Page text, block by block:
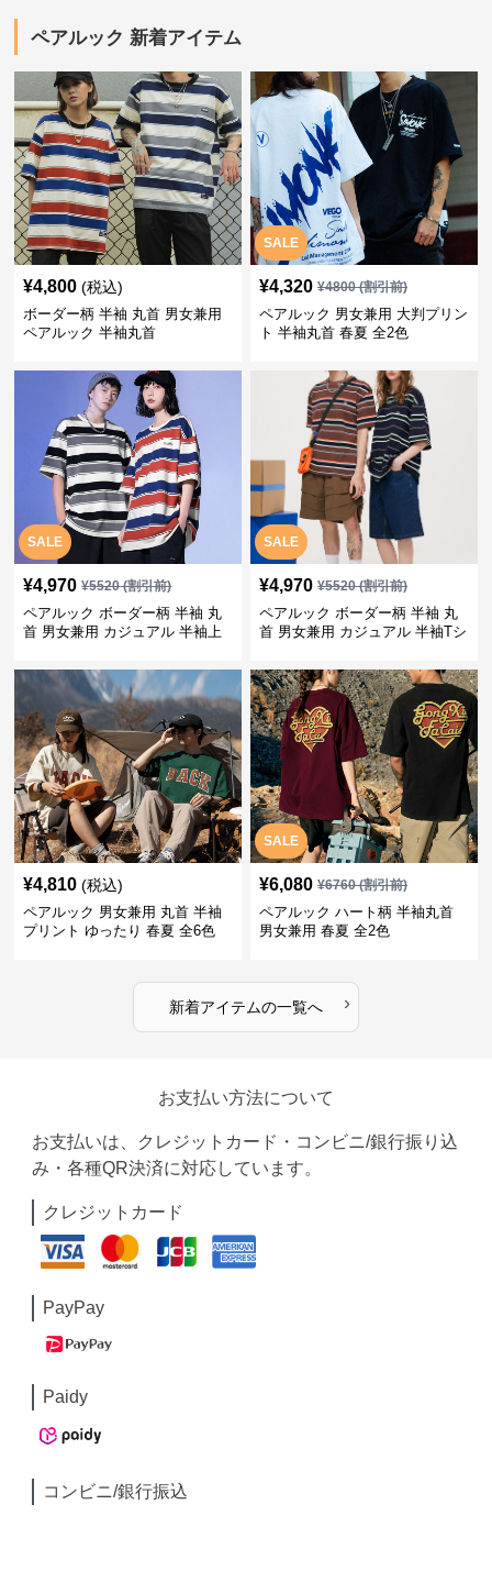
ペアルック 新着アイテム
¥4,800 (税込)
ボーダー柄 半袖 丸首 男女兼用
ペアルック 半袖丸首
SALE
¥4,320 ¥4800(割引前)
ペアルック 男女兼用 大判プリン
ト 半袖丸首 春夏 全2色
SALE
¥4,970 ¥5520(割引前)
ペアルック ボーダー柄 半袖 丸
首 男女兼用 カジュアル 半袖上
SALE
¥4,970 ¥5520(割引前)
ペアルック ボーダー柄 半袖 丸
首 男女兼用 カジュアル 半袖Tシ
¥4,810 (税込)
ペアルック 男女兼用 丸首 半袖
プリント ゆったり 春夏 全6色
SALE
¥6,080 ¥6760(割引前)
ペアルック ハート柄 半袖丸首
男女兼用 春夏 全2色
新着アイテムの一覧へ ›
お支払い方法について
お支払いは、クレジットカード・コンビニ/銀行振り込
み・各種QR決済に対応しています。
クレジットカード
PayPay
Paidy
コンビニ/銀行振込